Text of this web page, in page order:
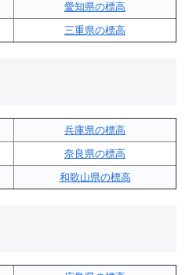
愛知県の標高
三重県の標高
兵庫県の標高
奈良県の標高
和歌山県の標高